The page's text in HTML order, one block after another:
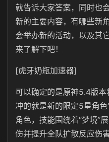
就告诉大家答案，同时也
新的主要内容，有哪些新
会举办新的活动，以及其
来了解下吧！
[虎牙奶瓶加速器]
可以确定的是原神5.4版
冲的就是新的限定5星角
角色，技能围绕着“梦境”
伤并提升全队扩散反应伤